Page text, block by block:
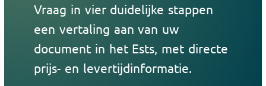
Vraag in vier duidelijke stappen
een vertaling aan van uw
document in het Ests, met directe
prijs- en levertijdinformatie.